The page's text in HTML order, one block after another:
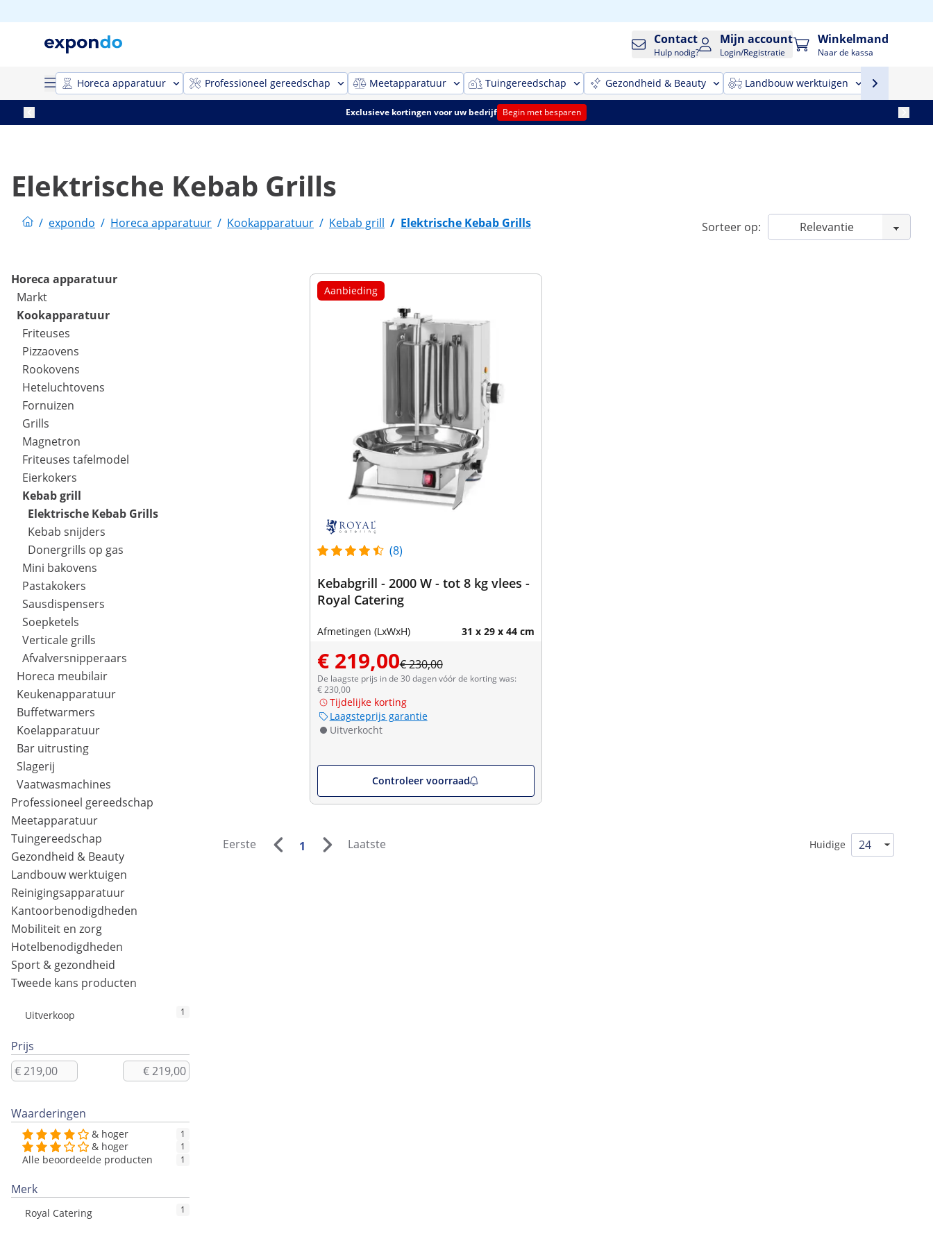
Contact
Hulp nodig?
Mijn account
Login/Registratie
Winkelmand
Naar de kassa
Horeca apparatuur Professioneel gereedschap Meetapparatuur Tuingereedschap Gezondheid & Beauty Landbouw werktuigen
Exclusieve kortingen voor uw bedrijf Begin met besparen
Elektrische Kebab Grills
/ expondo / Horeca apparatuur / Kookapparatuur / Kebab grill / Elektrische Kebab Grills Sorteer op:
Horeca apparatuur
Markt
Kookapparatuur
Friteuses
Pizzaovens
Rookovens
Heteluchtovens
Fornuizen
Grills
Magnetron
Friteuses tafelmodel
Eierkokers
Kebab grill
Elektrische Kebab Grills
Kebab snijders
Donergrills op gas
Mini bakovens
Pastakokers
Sausdispensers
Soepketels
Verticale grills
Afvalversnipperaars
Horeca meubilair
Keukenapparatuur
Buffetwarmers
Koelapparatuur
Bar uitrusting
Slagerij
Vaatwasmachines
Professioneel gereedschap
Meetapparatuur
Tuingereedschap
Gezondheid & Beauty
Landbouw werktuigen
Reinigingsapparatuur
Kantoorbenodigdheden
Mobiliteit en zorg
Hotelbenodigdheden
Sport & gezondheid
Tweede kans producten
Uitverkoop 1
Prijs
Waarderingen
& hoger 1
& hoger 1
Alle beoordeelde producten 1
Merk
Royal Catering 1
Aanbieding
(8)
Kebabgrill - 2000 W - tot 8 kg vlees -
Royal Catering
Afmetingen (LxWxH) 31 x 29 x 44 cm
€ 219,00€ 230,00
De laagste prijs in de 30 dagen vóór de korting was:
€ 230,00
Tijdelijke korting
Laagsteprijs garantie
Uitverkocht
Controleer voorraad
Eerste 1 Laatste Huidige